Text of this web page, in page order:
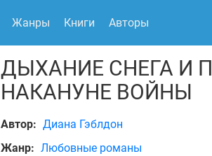
Жанры Книги Авторы
ДЫХАНИЕ СНЕГА И
НАКАНУНЕ ВОЙНЫ
Автор: Диана Гэблдон
Жанр: Любовные романы